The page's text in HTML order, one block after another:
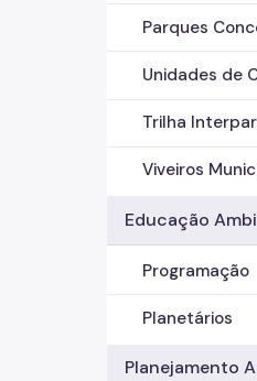
Parques
Unidades de
Trilha
Viveiros
Educação
Programação
Planetários
Planejamento